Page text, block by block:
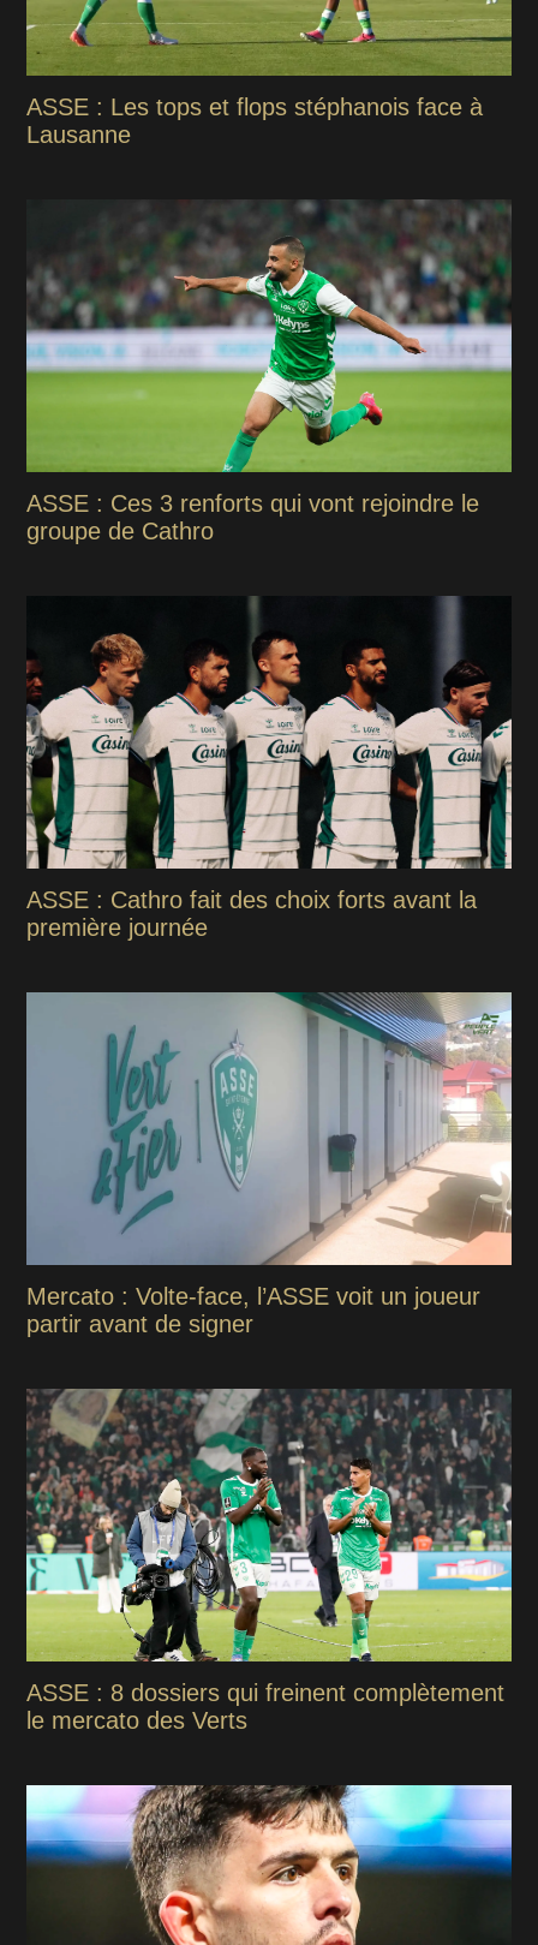
ASSE : Les tops et flops stéphanois face à
Lausanne
ASSE : Ces 3 renforts qui vont rejoindre le
groupe de Cathro
ASSE : Cathro fait des choix forts avant la
première journée
Mercato : Volte-face, l’ASSE voit un joueur
partir avant de signer
ASSE : 8 dossiers qui freinent complètement
le mercato des Verts